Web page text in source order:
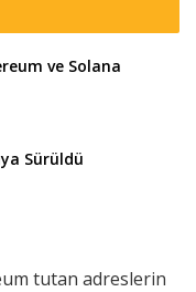
ve Solana
Sürüldü
tutan adreslerin